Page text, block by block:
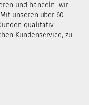
und handeln wir
unseren über 60
qualitativ
Kundenservice, zu